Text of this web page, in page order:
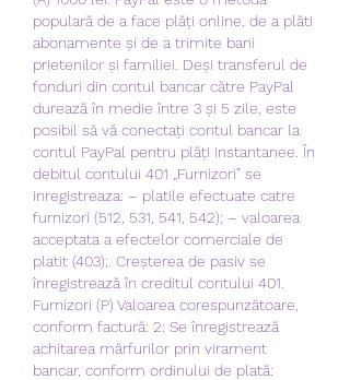
populară de a face plăți online, de a plăti
abonamente și de a trimite bani
prietenilor și familiei. Deși transferul de
fonduri din contul bancar către PayPal
durează în medie între 3 și 5 zile, este
posibil să vă conectați contul bancar la
contul PayPal pentru plăți instantanee. În
debitul contului 401 „Furnizori” se
inregistreaza: – platile efectuate catre
furnizori (512, 531, 541, 542); – valoarea
acceptata a efectelor comerciale de
platit (403);. Creșterea de pasiv se
înregistrează în creditul contului 401.
Furnizori (P) Valoarea corespunzătoare,
conform factură: 2: Se înregistrează
achitarea mărfurilor prin virament
bancar, conform ordinului de plată: